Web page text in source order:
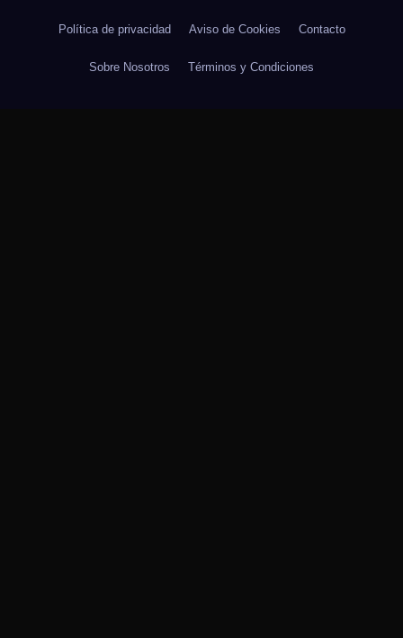
Política de privacidad Aviso de Cookies Contacto
Sobre Nosotros Términos y Condiciones